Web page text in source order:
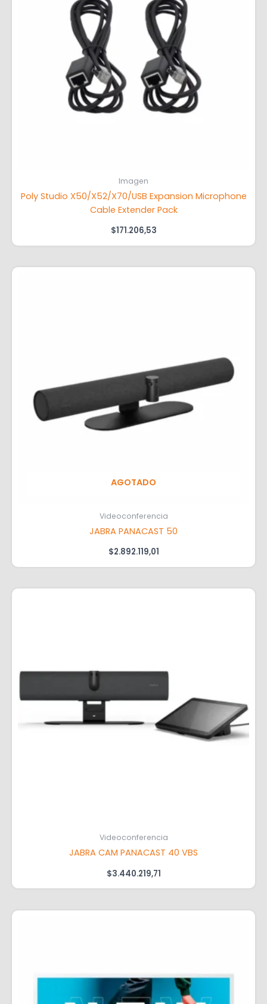
Imagen
Poly Studio X50/X52/X70/USB Expansion Microphone
Cable Extender Pack
$171.206,53
AGOTADO
Videoconferencia
JABRA PANACAST 50
$2.892.119,01
Videoconferencia
JABRA CAM PANACAST 40 VBS
$3.440.219,71